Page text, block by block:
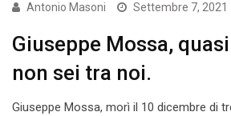
Antonio Masoni Settembre 7, 2021
Giuseppe Mossa,
non sei tra noi.
Giuseppe Mossa, morì il 10 dicembre di